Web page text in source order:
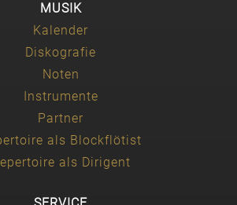
MUSIK
Kalender
Diskografie
Noten
Instrumente
Partner
als Blockflötist
als Dirigent